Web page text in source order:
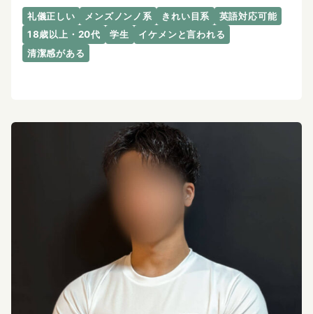
礼儀正しい メンズノンノ系 きれい目系
英語対応可能
18歳以上・20代
学生
イケメンと言われる
清潔感がある